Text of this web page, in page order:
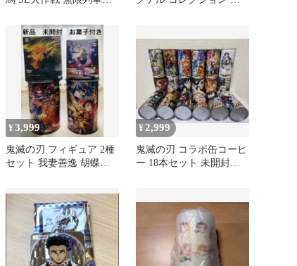
¥3,999
鬼滅の刃 フィギュア 2種
セット 我妻善逸 胡蝶し
¥2,999
鬼滅の刃 コラボ缶コーヒ
ー 18本セット 未開封